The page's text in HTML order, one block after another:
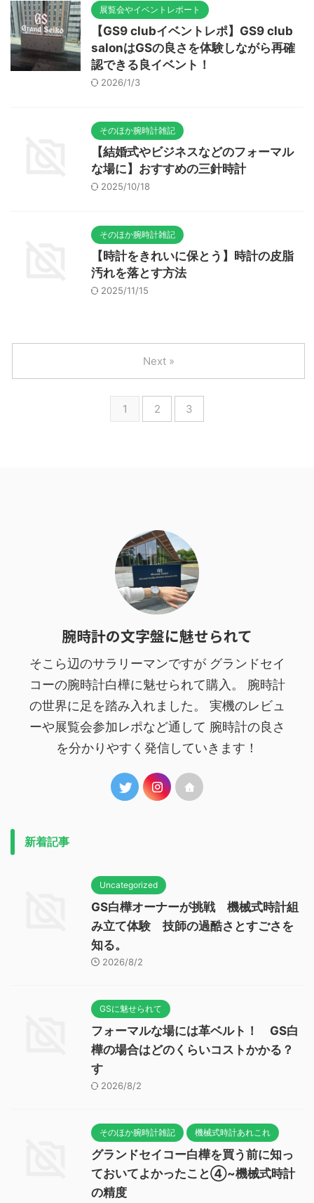
展覧会やイベントレポート
【GS9 clubイベントレポ】GS9 club
salonはGSの良さを体験しながら再確
認できる良イベント！
2026/1/3
そのほか腕時計雑記
【結婚式やビジネスなどのフォーマル
な場に】おすすめの三針時計
2025/10/18
そのほか腕時計雑記
【時計をきれいに保とう】時計の皮脂
汚れを落とす方法
2025/11/15
1 2 3
Next »
腕時計の文字盤に魅せられて
そこら辺のサラリーマンですが グランドセイ
コーの腕時計白樺に魅せられて購入。 腕時計
の世界に足を踏み入れました。 実機のレビュ
ーや展覧会参加レポなど通して 腕時計の良さ
を分かりやすく発信していきます！
新着記事
Uncategorized
GS白樺オーナーが挑戦 機械式時計組
み立て体験 技師の過酷さとすごさを
知る。
2026/8/2
GSに魅せられて
フォーマルな場には革ベルト！ GS白
樺の場合はどのくらいコストかかる？
す
2026/8/2
そのほか腕時計雑記 機械式時計あれこれ
グランドセイコー白樺を買う前に知っ
ておいてよかったこと④~機械式時計
の精度